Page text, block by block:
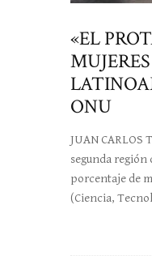
«EL
ONU
JUAN CARLOS
segunda región
porcentaje de
(Ciencia,